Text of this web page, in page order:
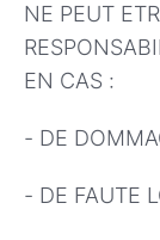
NE PEUT
EN CAS :
- DE
- DE FAUTE